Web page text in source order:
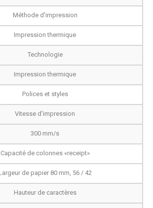
Méthode d'impression
Impression thermique
Technologie
Impression thermique
Polices et styles
Vitesse d'impression
300 mm/s
Capacité de colonnes «receipt»
de papier 80 mm, 56 / 42
Hauteur de caractères